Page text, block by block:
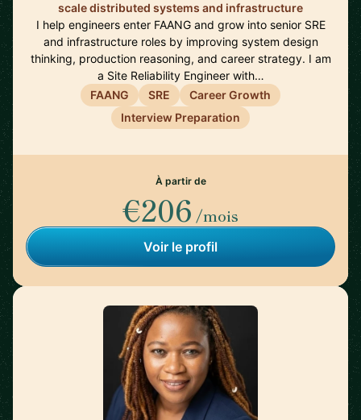
scale distributed systems and infrastructure
I help engineers enter FAANG and grow into senior SRE
and infrastructure roles by improving system design
thinking, production reasoning, and career strategy. I am
a Site Reliability Engineer with…
FAANG
SRE
Career Growth
Interview Preparation
À partir de
€206 /mois
Voir le profil